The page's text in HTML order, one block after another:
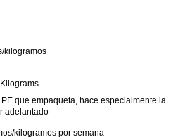
kilogramos
que empaqueta, hace especialmente la
adelantado
kilogramos por semana